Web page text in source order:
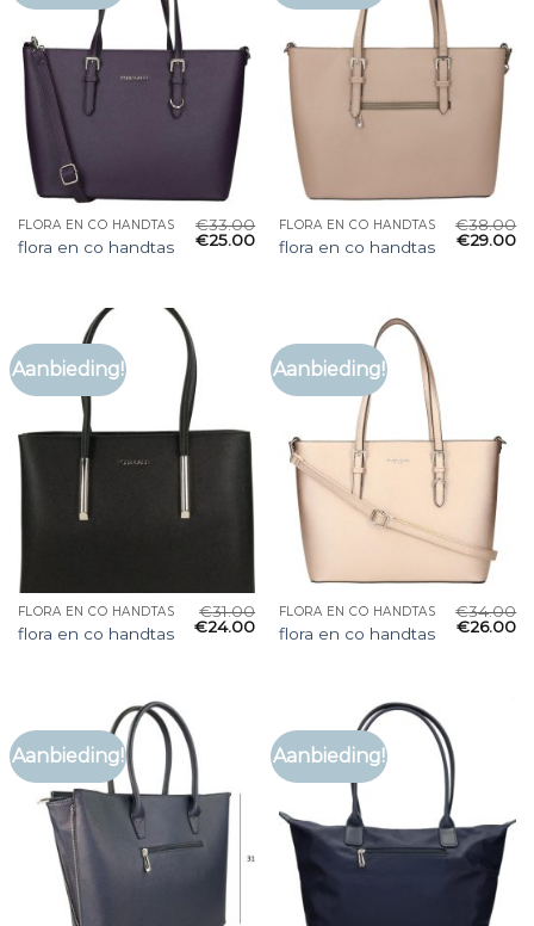
FLORA EN CO HANDTAS
flora en co handtas
€33.00
€25.00
FLORA EN CO HANDTAS
flora en co handtas
€38.00
€29.00
Aanbieding!
FLORA EN CO HANDTAS
flora en co handtas
€31.00
€24.00
Aanbieding!
FLORA EN CO HANDTAS
flora en co handtas
€34.00
€26.00
Aanbieding! Aanbieding!